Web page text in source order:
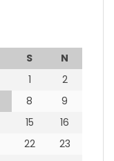
S
N
1
2
8
9
15
16
22
23